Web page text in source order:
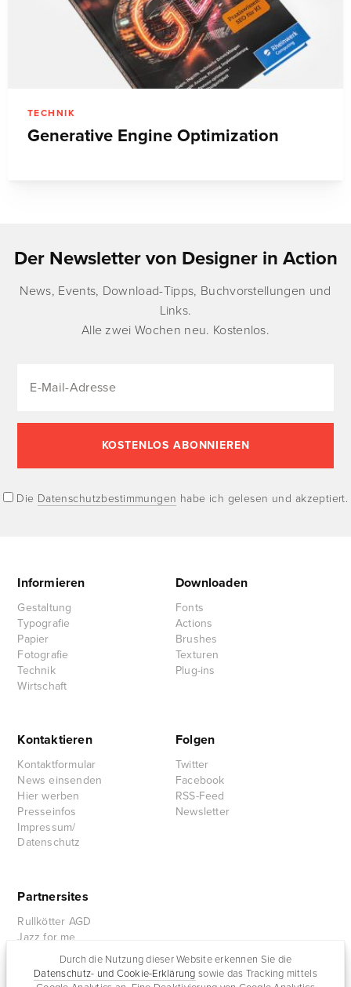
Durch die Nutzung dieser Website erkennen Sie die
Datenschutz- und Cookie-Erklärung sowie das Tracking mittels
TECHNIK
Generative Engine Optimization
Der Newsletter von Designer in Action
News, Events, Download-Tipps, Buchvorstellungen und
Links.
Alle zwei Wochen neu. Kostenlos.
Die Datenschutzbestimmungen habe ich gelesen und akzeptiert.
Informieren
Gestaltung
Typografie
Papier
Fotografie
Technik
Wirtschaft
Downloaden
Fonts
Actions
Brushes
Texturen
Plug-ins
Kontaktieren
Kontaktformular
News einsenden
Hier werben
Presseinfos
Impressum/
Datenschutz
Folgen
Twitter
Facebook
RSS-Feed
Newsletter
Partnersites
Rullkötter AGD
Jazz for me